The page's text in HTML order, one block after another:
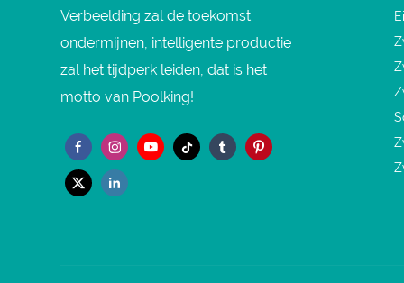
Verbeelding zal de toekomst
ondermijnen, intelligente productie
zal het tijdperk leiden, dat is het
motto van Poolking!